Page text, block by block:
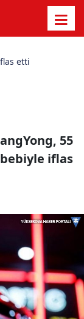
etti
55
iflas